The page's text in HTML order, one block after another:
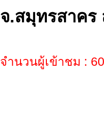
จ.สมุทรสาคร
จำนวนผู้เข้าชม :